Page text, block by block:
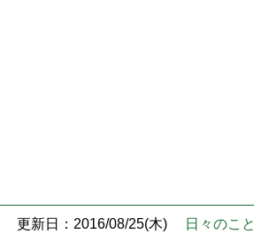
更新日：2016/08/25(木) 日々のこと